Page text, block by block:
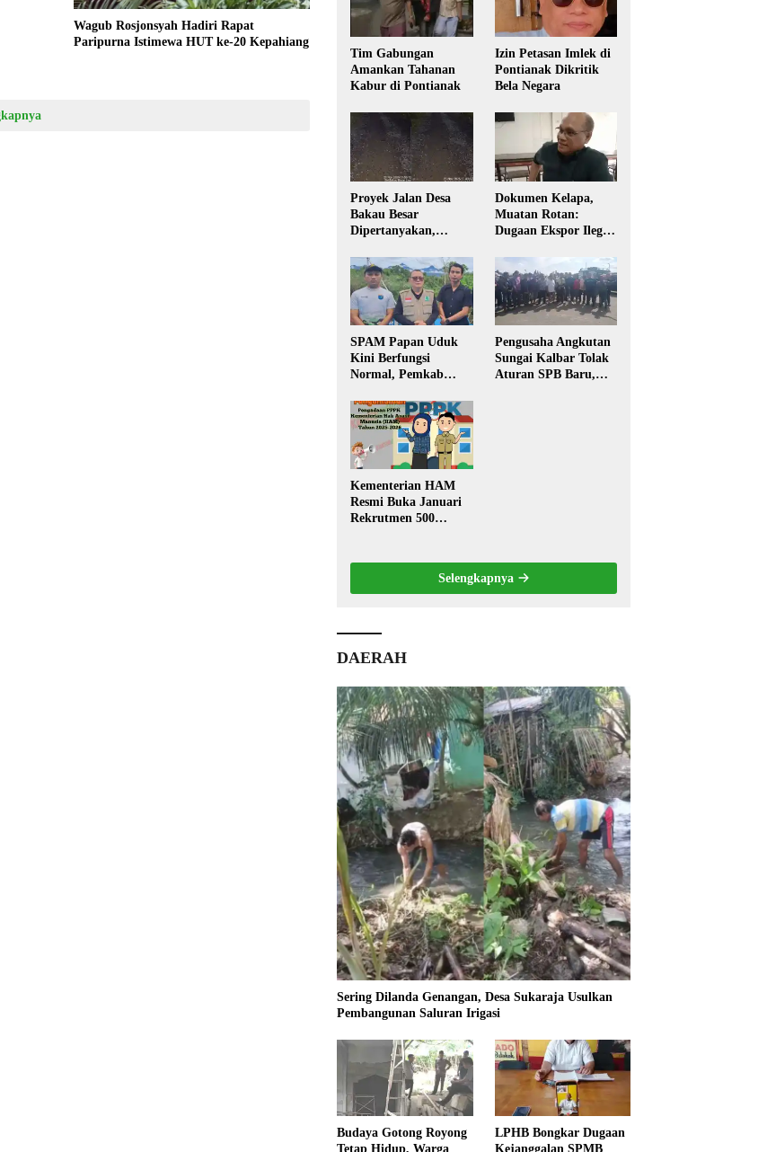
Wagub Rosjonsyah Hadiri Rapat
Paripurna Istimewa HUT ke-20 Kepahiang
Tim Gabungan
Amankan Tahanan
Kabur di Pontianak
Izin Petasan Imlek di
Pontianak Dikritik
Bela Negara
Proyek Jalan Desa
Bakau Besar
Dipertanyakan,
dan Transparansi
Pelaksanaan
Pembangunan
Dokumen Kelapa,
Muatan Rotan:
Dugaan Ekspor Ilegal
Publik Kalbar
SPAM Papan Uduk
Kini Berfungsi
Normal, Pemkab
Distribusi Air Bersih
Lancar ke Rumah
Warga
Pengusaha Angkutan
Sungai Kalbar Tolak
Aturan SPB Baru,
Kementerian HAM
Resmi Buka Januari
Rekrutmen 500
Selengkapnya
DAERAH
Sering Dilanda Genangan, Desa Sukaraja Usulkan
Pembangunan Saluran Irigasi
Budaya Gotong Royong
Tetap Hidup, Warga
LPHB Bongkar Dugaan
Kejanggalan SPMB